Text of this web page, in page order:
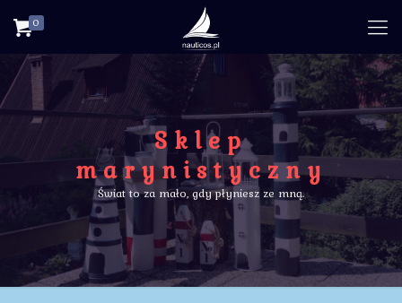
0
Sklep
marynistyczny
Świat to za mało, gdy płyniesz ze mną.